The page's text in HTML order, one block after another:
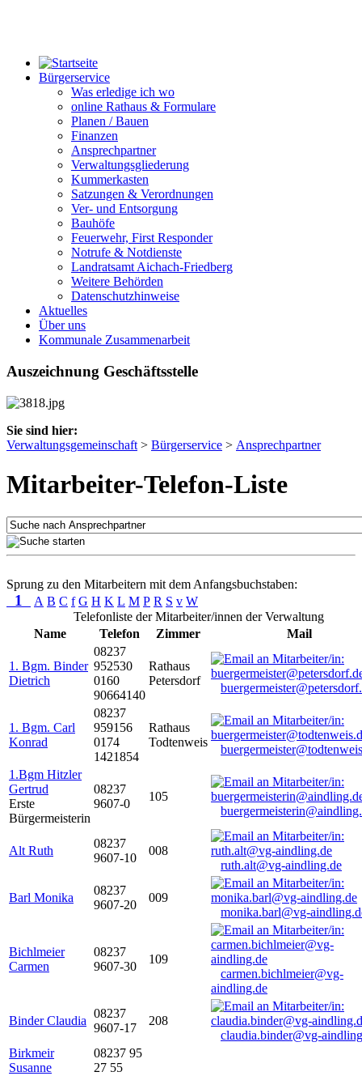
Bürgerservice
Was erledige ich wo
online Rathaus & Formulare
Planen / Bauen
Finanzen
Ansprechpartner
Verwaltungsgliederung
Kummerkasten
Satzungen & Verordnungen
Ver- und Entsorgung
Bauhöfe
Feuerwehr, First Responder
Notrufe & Notdienste
Landratsamt Aichach-Friedberg
Weitere Behörden
Datenschutzhinweise
Aktuelles
Über uns
Kommunale Zusammenarbeit
Auszeichnung Geschäftsstelle
Sie sind hier:
Verwaltungsgemeinschaft > Bürgerservice > Ansprechpartner
Mitarbeiter-Telefon-Liste
Sprung zu den Mitarbeitern mit dem Anfangsbuchstaben:
1 A B C f G H K L M P R S v W
Telefonliste der Mitarbeiter/innen der Verwaltung
Name
Telefon Zimmer Mail
1. Bgm. Binder
Dietrich
08237
952530
0160
90664140
Rathaus
Petersdorf
1. Bgm. Carl
Konrad
08237
959156
0174
1421854
Rathaus
Todtenweis
1.Bgm Hitzler
Gertrud
Erste
Bürgermeisterin
08237
9607-0
105
Alt Ruth
08237
9607-10
008
ruth.alt@vg-aindling.de
Barl Monika
08237
9607-20
009
monika.barl@vg-
Bichlmeier
Carmen
08237
9607-30
109
carmen.bichlmeier@vg-
aindling.de
Binder Claudia
08237
9607-17
208
claudia.binder@vg-
Birkmeir
Susanne
08237 95
27 55